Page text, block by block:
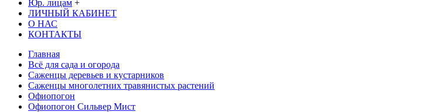
Юр. лицам +
ЛИЧНЫЙ КАБИНЕТ
О НАС
КОНТАКТЫ
Главная
Всё для сада и огорода
Саженцы деревьев и кустарников
Саженцы многолетних травянистых растений
Офиопогон
Офиопогон Сильвер Мист